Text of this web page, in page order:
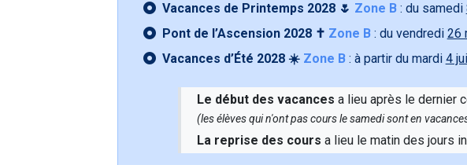
Vacances de Printemps 2028 🌷 Zone B: du samedi
Pont de l’Ascension 2028 ✝️ Zone B: du vendredi 26
Vacances d’Été 2028 ☀️ Zone B: à partir du mardi 4
Le début des vacances a lieu après le dernier
(les élèves qui n'ont pas cours le samedi sont en
La reprise des cours a lieu le matin des jours